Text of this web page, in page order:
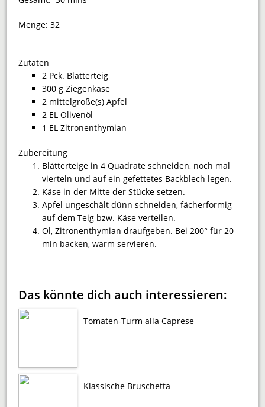
Menge:32
Zutaten
2 Pck. Blätterteig
300 g Ziegenkäse
2 mittelgroße(s) Apfel
2 EL Olivenöl
1 EL Zitronenthymian
Zubereitung
Blätterteige in 4 Quadrate schneiden, noch mal
vierteln und auf ein gefettetes Backblech legen.
Käse in der Mitte der Stücke setzen.
Äpfel ungeschält dünn schneiden, fächerformig
auf dem Teig bzw. Käse verteilen.
Öl, Zitronenthymian draufgeben. Bei 200° für 20
min backen, warm servieren.
Das könnte dich auch interessieren:
Tomaten-Turm alla Caprese
Klassische Bruschetta